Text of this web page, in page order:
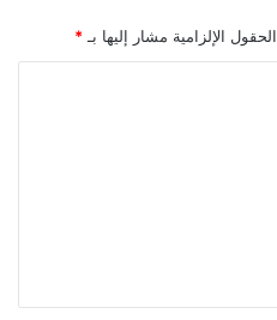
الحقول الإلزامية مشار إليها بـ *